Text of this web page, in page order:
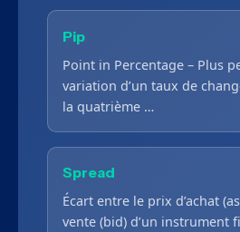
Pip
Point in Percentage – Plus
variation d’un taux de
la quatrième …
Spread
Écart entre le prix d’achat
vente (bid) d’un instrument